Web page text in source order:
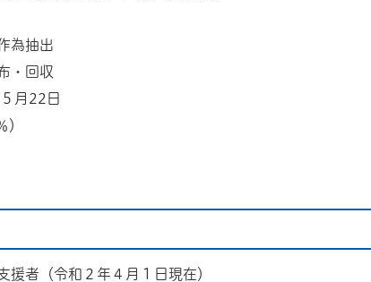
為抽出
・回収
月22日
者（令和２年４月１日現在）